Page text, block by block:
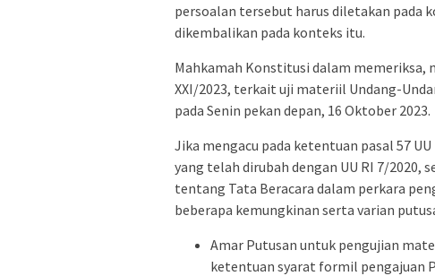
persoalan tersebut harus diletakan pada
dikembalikan pada konteks itu.
Mahkamah Konstitusi dalam memeriksa,
XXI/2023, terkait uji materiil Undang-
pada Senin pekan depan, 16 Oktober 2023.
Jika mengacu pada ketentuan pasal 57
yang telah dirubah dengan UU RI 7/2020,
tentang Tata Beracara dalam perkara
beberapa kemungkinan serta varian
Amar Putusan untuk pengujian
ketentuan syarat formil pengajuan